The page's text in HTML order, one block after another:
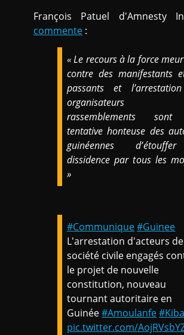
François Patuel d'Amnesty
commente :
« Le recours à la force
contre des manifestants
passants et
organisateurs
rassemblements
tentative honteuse des
guinéennes
dissidence par tous les
»
#Communique#Guinee
L'arrestation d'acteurs
société civile engagés
le projet de nouvelle
constitution, nouveau
tournant autoritaire en
Guinée#Amoulanfe
pic.twitter.com/